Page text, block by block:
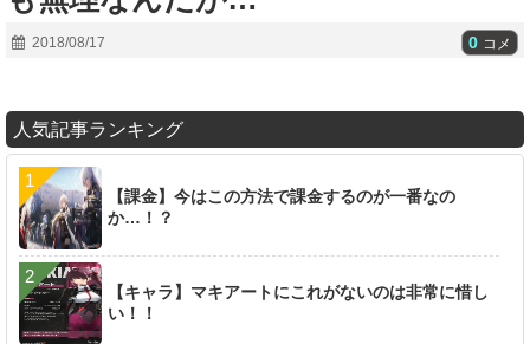
2018/08/17 0 コメ
人気記事ランキング
【課金】今はこの方法で課金するのが一番なの
か…！？
【キャラ】マキアートにこれがないのは非常に惜し
い！！